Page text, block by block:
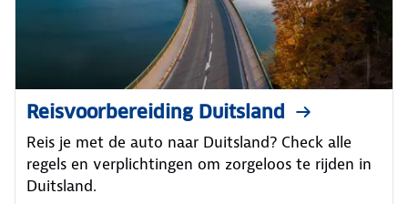
Reisvoorbereiding Duitsland
Reis je met de auto naar Duitsland? Check alle
regels en verplichtingen om zorgeloos te rijden in
Duitsland.